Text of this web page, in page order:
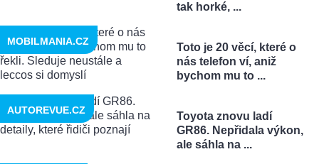
tak horké, ...
Toto je 20 věcí, které o
nás telefon ví, aniž
bychom mu to ...
MOBILMANIA.CZ
Toyota znovu ladí
GR86. Nepřidala výkon,
ale sáhla na ...
AUTOREVUE.CZ